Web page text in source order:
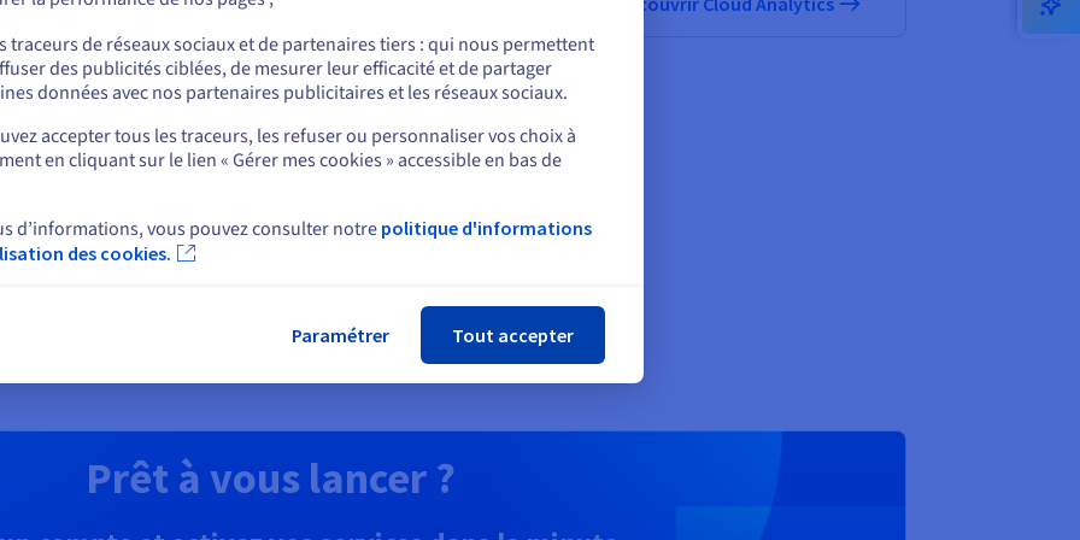
quantique
l’informatique
grâce à une
unifiée : simulez,
et exécutez vos
sur des émulateurs
en toute simplicité.
Identité, sécurité et
Sécurisez, gérez et monitorez vos
Découvrir Solutions Identité,
sécurité et opérations
Prêt à vous lancer ?
ou
sur le site actuel
un autre site web
traceurs de réseaux sociaux et de partenaires tiers : qui nous permettent
des publicités ciblées, de mesurer leur efficacité et de partager
données avec nos partenaires publicitaires et les réseaux sociaux.
accepter tous les traceurs, les refuser ou personnaliser vos choix à
en cliquant sur le lien « Gérer mes cookies » accessible en bas de
d’informations, vous pouvez consulter notre politique d'informations
des cookies.
Paramétrer Tout accepter